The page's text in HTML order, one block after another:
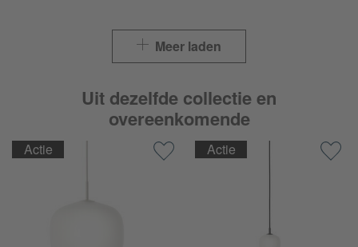
Meer laden
Uit dezelfde collectie en
overeenkomende
Actie Actie